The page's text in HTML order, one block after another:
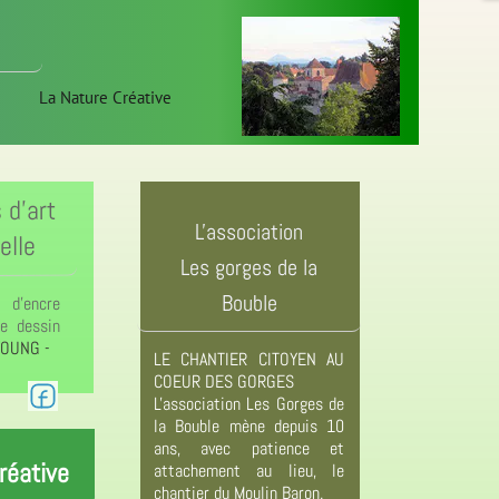
La Nature Créative
d'art
dessin
-
L'association
Les gorges de la
Bouble
LE CHANTIER CITOYEN AU
COEUR DES GORGES
L'association Les Gorges de
la Bouble mène depuis 10
ans, avec patience et
attachement au lieu, le
chantier du Moulin Baron.